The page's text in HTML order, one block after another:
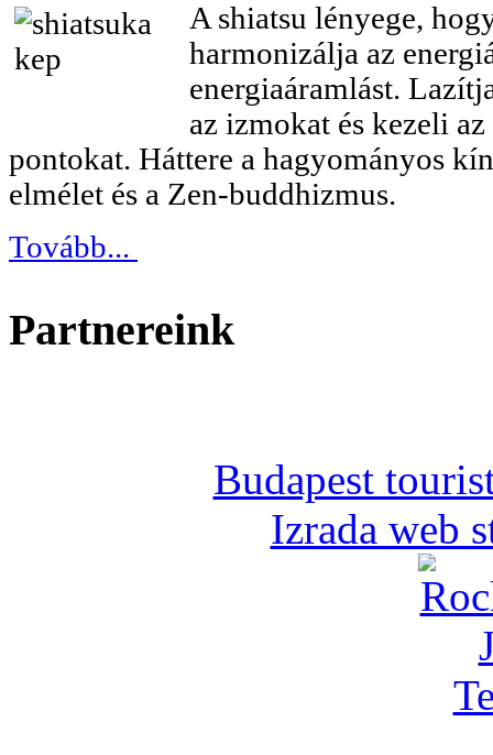
A shiatsu lényege,
harmonizálja az
energiaáramlást.
az izmokat és kezeli az
pontokat. Háttere a hagyományos
elmélet és a Zen-buddhizmus.
Tovább...
Partnereink
Budapest
Izrada web